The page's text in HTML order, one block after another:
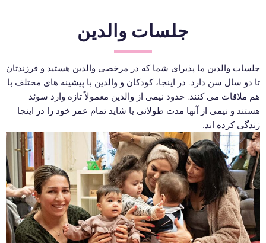
جلسات والدین
جلسات والدین ما پذیرای شما که در مرخصی والدین هستید و فرزندتان
تا دو سال سن دارد. در اینجا، کودکان و والدین با پیشینه های مختلف با
هم ملاقات می کنند. حدود نیمی از والدین معمولاً تازه وارد سوئد
هستند و نیمی از آنها مدت طولانی یا شاید تمام عمر خود را در اینجا
زندگی کرده اند.